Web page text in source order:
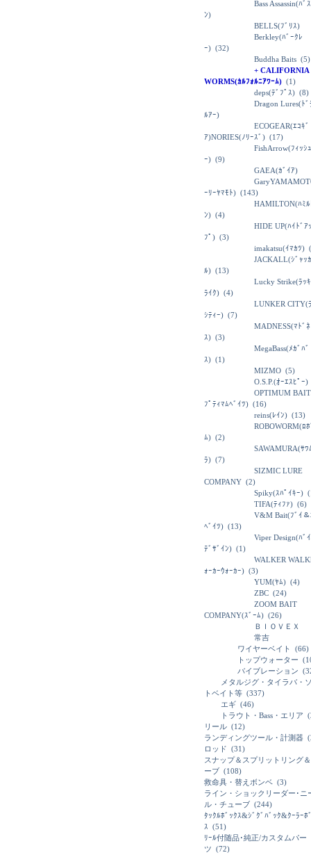
Bass Assassin(ﾊﾞ
ﾝ)
BELLS(ﾌﾞﾘｽ)
Berkley(ﾊﾞｰｸﾚ
ｰ) (32)
Buddha Baits (5)
+ CALIFORNIA
WORMS(ｶﾙﾌｫﾙﾆｱﾜｰﾑ) (1)
deps(ﾃﾞﾌﾟｽ) (8)
Dragon Lures(ﾄﾞ
ﾙｱｰ)
ECOGEAR(ｴｺｷﾞ
ｱ)NORIES(ﾉﾘｰｽﾞ) (17)
FishArrow(ﾌｨｯｼ
ｰ) (9)
GAEA(ｶﾞｲｱ)
ｰﾘｰﾔﾏﾓﾄ) (143)
HAMILTON(ﾊﾐﾙ
ﾝ) (4)
HIDE UP(ﾊｲﾄﾞｱｯ
ﾌﾟ) (3)
imakatsu(ｲﾏｶﾂ)
JACKALL(ｼﾞｬｯｶ
ﾙ) (13)
Lucky Strike(ﾗｯ
ﾗｲｸ) (4)
LUNKER CITY(
ｼﾃｨｰ) (7)
MADNESS(ﾏﾄﾞﾈ
ｽ) (3)
MegaBass(ﾒｶﾞﾊﾞ
ｽ) (1)
MIZMO (5)
O.S.P.(ｵｰｴｽﾋﾟｰ)
OPTIMUM
ﾌﾟﾃｨﾏﾑﾍﾞｲﾂ) (16)
reins(ﾚｲﾝ) (13)
ROBOWORM(ﾛ
ﾑ) (2)
SAWAMURA(ｻﾜ
ﾗ) (7)
SIZMIC LURE
COMPANY (2)
Spiky(ｽﾊﾟｲｷｰ)
TIFA(ﾃｨﾌｧ) (6)
V&M Bait(ﾌﾞｲ＆
ﾍﾞｲﾂ) (13)
Viper Design(ﾊﾞ
ﾃﾞｻﾞｲﾝ) (1)
WALKER
ｫｰｶｰｳｫｰｶｰ) (3)
YUM(ﾔﾑ) (4)
ZBC (24)
ZOOM BAIT
COMPANY(ｽﾞｰﾑ) (26)
ＢＩＯＶＥＸ
常吉
ワイヤーベイト
(66)
トップウォーター
バイブレーション
メタルジグ・タイラバ・
トベイト等 (337)
エギ (46)
トラウト・Bass・エリア
リール (12)
ランディングツール・計測器
ロッド (31)
スナップ＆スプリットリング＆
ーブ (108)
救命具・替えボンベ (3)
ライン・ショックリーダー･ニ
ル・チューブ (244)
ﾀｯｸﾙﾎﾞｯｸｽ&ｼﾞｸﾞﾊﾞｯｸ&ｸｰﾗｰﾎ
ｽ (51)
ﾘｰﾙ付随品･純正/カスタムパー
ツ (72)